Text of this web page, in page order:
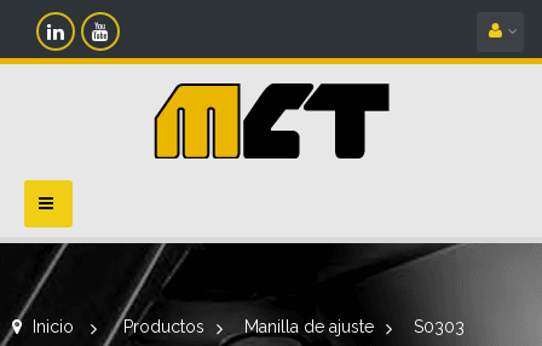
Navegación
Toggle
Inicio > Productos > Manilla de ajuste > S0303